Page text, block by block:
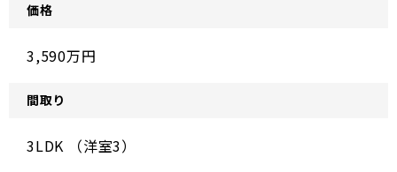
価格
3,590万円
間取り
3LDK （洋室3）